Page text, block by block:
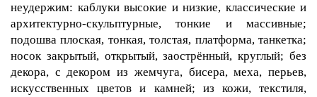
неудержим: каблуки высокие и низкие, классические и
архитектурно-скульптурные, тонкие и массивные;
подошва плоская, тонкая, толстая, платформа, танкетка;
носок закрытый, открытый, заострённый, круглый; без
декора, с декором из жемчуга, бисера, меха, перьев,
искусственных цветов и камней; из кожи, текстиля,